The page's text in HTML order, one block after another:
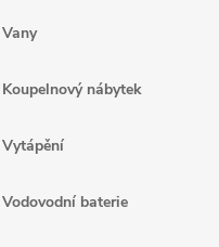
Vany
Koupelnový nábytek
Vytápění
Vodovodní baterie